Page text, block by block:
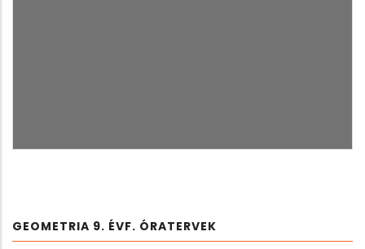
GEOMETRIA 9. ÉVF. ÓRATERVEK